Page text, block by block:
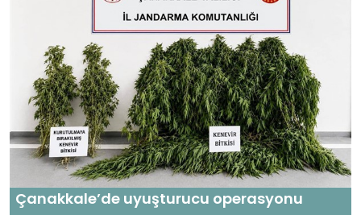
Çanakkale’de uyuşturucu operasyonu